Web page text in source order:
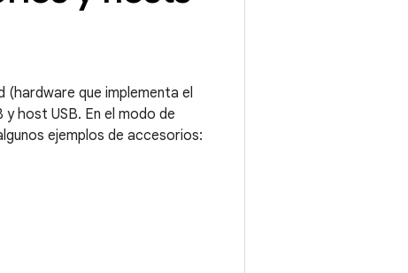
(hardware que implementa el
host USB. En el modo de
ejemplos de accesorios: